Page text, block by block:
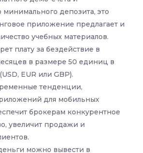
минимального депозита, это
приложение предлагает и
учебных материалов.
плату за бездействие в
в размере 50 единиц в
EUR или GBP).
тенденции,
для мобильных
брокерам конкурентное
увеличит продажи и
можно вывести в